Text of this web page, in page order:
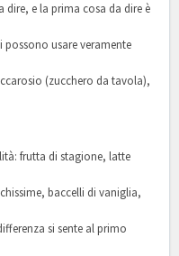
dire, e la prima cosa da dire è
possono usare veramente
(zucchero da tavola),
frutta di stagione, latte
baccelli di vaniglia,
si sente al primo